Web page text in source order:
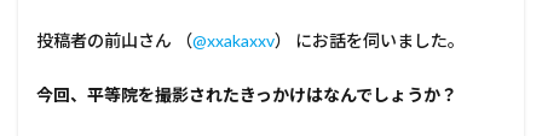
投稿者の前山さん （@xxakaxxv） にお話を伺いました。
――今回、平等院を撮影されたきっかけはなんでしょうか？